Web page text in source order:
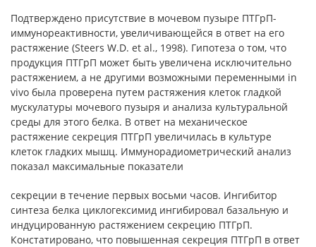
Подтверждено присутствие в мочевом пузыре ПТГрП-
иммунореактивности, увеличивающейся в ответ на его
растяжение (Steers W.D. et al., 1998). Гипотеза о том, что
продукция ПТГрП может быть увеличена исключительно
растяжением, а не другими возможными переменными in
vivo была проверена путем растяжения клеток гладкой
мускулатуры мочевого пузыря и анализа культуральной
среды для этого белка. В ответ на механическое
растяжение секреция ПТГрП увеличилась в культуре
клеток гладких мышц. Иммунорадиометрический анализ
показал максимальные показатели
секреции в течение первых восьми часов. Ингибитор
синтеза белка циклогексимид ингибировал базальную и
индуцированную растяжением секрецию ПТГрП.
Констатировано, что повышенная секреция ПТГрП в ответ